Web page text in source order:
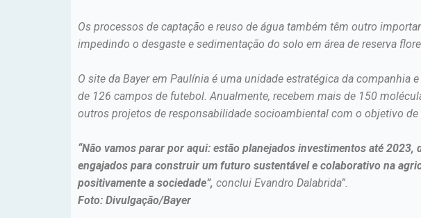
Os processos de captação e reuso de água também têm outro
impedindo o desgaste e sedimentação do solo em área de reserva
O site da Bayer em Paulínia é uma unidade estratégica da
de 126 campos de futebol. Anualmente, recebem mais de 150
outros projetos de responsabilidade socioambiental com o objetivo
“Não vamos parar por aqui: estão planejados investimentos até
engajados para construir um futuro sustentável e colaborativo na
positivamente a sociedade”, conclui Evandro Dalabrida”.
Foto: Divulgação/Bayer